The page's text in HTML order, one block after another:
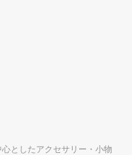
としたアクセサリー・小物